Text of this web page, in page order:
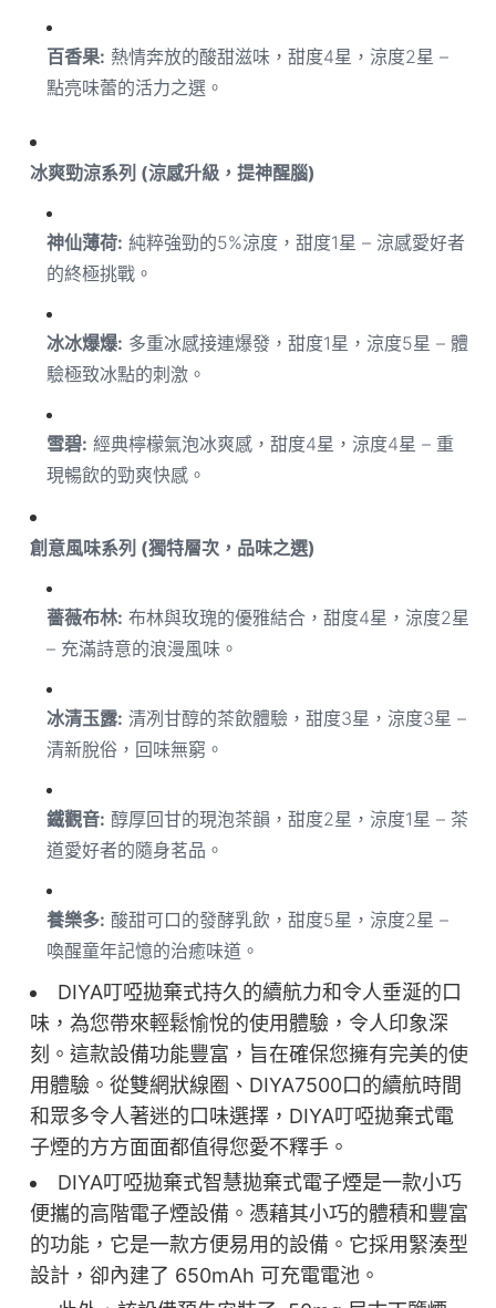
百香果: 熱情奔放的酸甜滋味，甜度4星，涼度2星 –
點亮味蕾的活力之選。
冰爽勁涼系列 (涼感升級，提神醒腦)
神仙薄荷: 純粹強勁的5%涼度，甜度1星 – 涼感愛好者
的終極挑戰。
冰冰爆爆: 多重冰感接連爆發，甜度1星，涼度5星 – 體
驗極致冰點的刺激。
雪碧: 經典檸檬氣泡冰爽感，甜度4星，涼度4星 – 重
現暢飲的勁爽快感。
創意風味系列 (獨特層次，品味之選)
薔薇布林: 布林與玫瑰的優雅結合，甜度4星，涼度2星
– 充滿詩意的浪漫風味。
冰清玉露: 清冽甘醇的茶飲體驗，甜度3星，涼度3星 –
清新脫俗，回味無窮。
鐵觀音: 醇厚回甘的現泡茶韻，甜度2星，涼度1星 – 茶
道愛好者的隨身茗品。
養樂多: 酸甜可口的發酵乳飲，甜度5星，涼度2星 –
喚醒童年記憶的治癒味道。
DIYA叮啞拋棄式持久的續航力和令人垂涎的口
味，為您帶來輕鬆愉悅的使用體驗，令人印象深
刻。這款設備功能豐富，旨在確保您擁有完美的使
用體驗。從雙網狀線圈、DIYA7500口的續航時間
和眾多令人著迷的口味選擇，DIYA叮啞拋棄式電
子煙的方方面面都值得您愛不釋手。
DIYA叮啞拋棄式智慧拋棄式電子煙是一款小巧
便攜的高階電子煙設備。憑藉其小巧的體積和豐富
的功能，它是一款方便易用的設備。它採用緊湊型
設計，卻內建了 650mAh 可充電電池。